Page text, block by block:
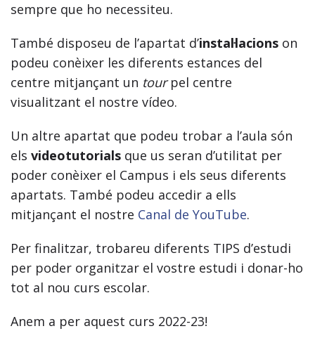
sempre que ho necessiteu.
També disposeu de l’apartat d’instal·lacions on
podeu conèixer les diferents estances del
centre mitjançant un tourpel centre
visualitzant el nostre vídeo.
Un altre apartat que podeu trobar a l’aula són
els videotutorials que us seran d’utilitat per
poder conèixer el Campus i els seus diferents
apartats. També podeu accedir a ells
mitjançant el nostre Canal de YouTube.
Per finalitzar, trobareu diferents TIPS d’estudi
per poder organitzar el vostre estudi i donar-ho
tot al nou curs escolar.
Anem a per aquest curs 2022-23!